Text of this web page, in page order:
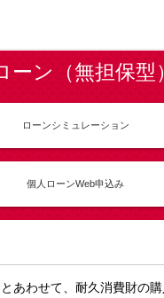
ーン（無担保型）
ローンシミュレーション
個人ローンWeb申込み
あわせて、耐久消費財の